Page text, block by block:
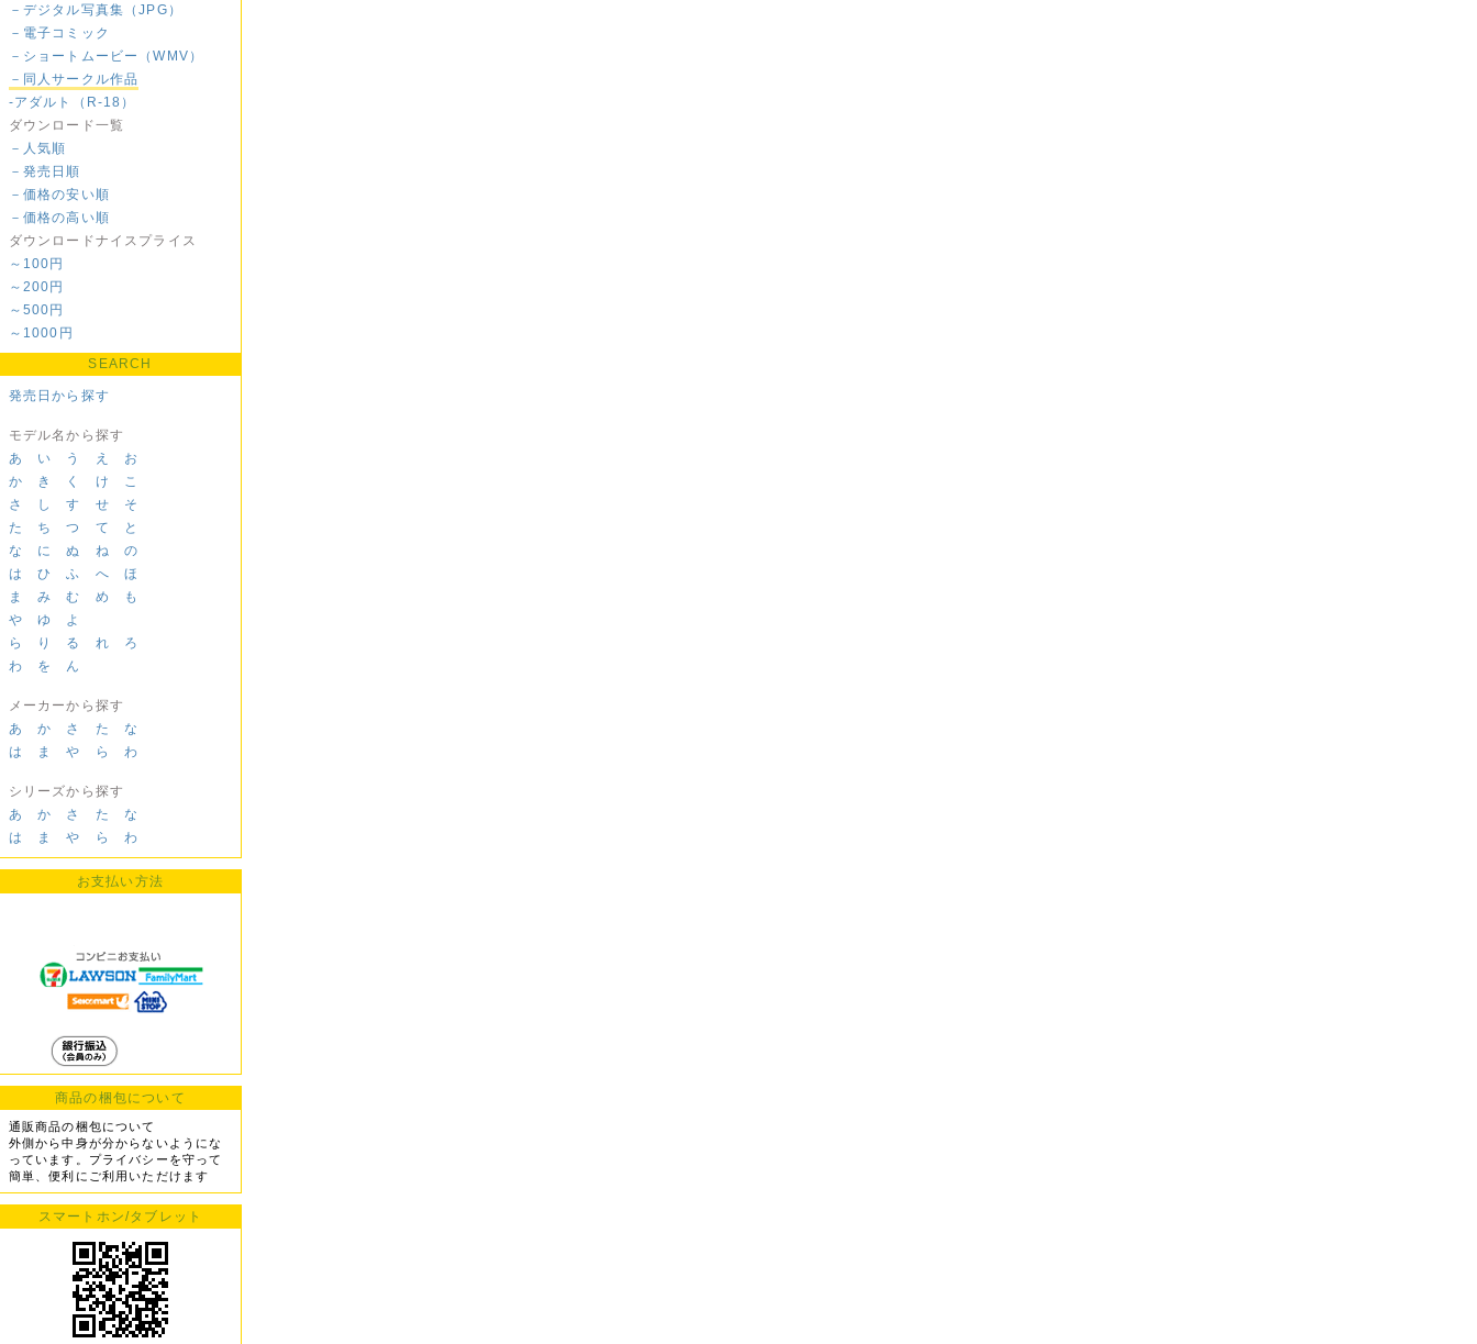
－デジタル写真集（JPG）
－電子コミック
－ショートムービー（WMV）
－同人サークル作品
-アダルト（R-18）
ダウンロード一覧
－人気順
－発売日順
－価格の安い順
－価格の高い順
ダウンロードナイスプライス
～100円
～200円
～500円
～1000円
SEARCH
発売日から探す
モデル名から探す
あ
い う え
お
か
き く け
こ
さ
し す せ
そ
た
ち つ て
と
な
に ぬ ね
の
は
ひ ふ へ
ほ
ま
み む め
も
や
ゆ
よ
ら
り る れ
ろ
わ
を ん
メーカーから探す
あ
か さ た
な
は
ま や ら わ
シリーズから探す
あ
か さ た
な
は
ま や ら わ
お支払い方法
商品の梱包について
通販商品の梱包について
外側から中身が分からないようにな
っています。プライバシーを守って
簡単、便利にご利用いただけます
スマートホン/タブレット